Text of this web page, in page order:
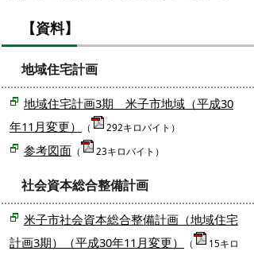
【資料】
地域住宅計画
地域住宅計画3期 米子市地域（平成30
年11月変更）
（ 292キロバイト）
参考図面 （ 23キロバイト）
社会資本総合整備計画
米子市社会資本総合整備計画（地域住宅
計画3期）（平成30年11月変更）
（
15キロ